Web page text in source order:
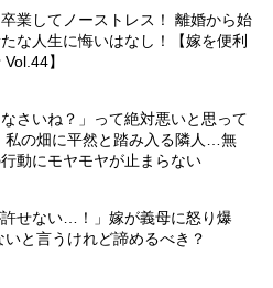
業してノーストレス！ 離婚から始
な人生に悔いはなし！【嫁を便利
】
なさいね？」って絶対悪いと思って
の畑に平然と踏み入る隣人…無
動にモヤモヤが止まらない
許せない…！」嫁が義母に怒り爆
と言うけれど諦めるべき？